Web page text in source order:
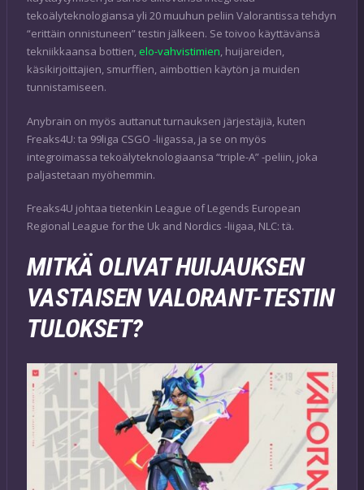
tekoälyteknologiansa yli 20 muuhun peliin Valorantissa tehdyn
“erittäin onnistuneen” testin jälkeen. Se toivoo käyttävänsä
tekniikkaansa bottien, elo-vahvistimien, huijareiden,
käsikirjoittajien, smurffien, aimbottien käytön ja muiden
tunnistamiseen.
Anybrain on myös auttanut turnauksen järjestäjiä, kuten
Freaks4U: ta 99liga CSGO -liigassa, ja se on myös
integroimassa tekoälyteknologiaansa “triple-A” -peliin, joka
paljastetaan myöhemmin.
Freaks4U johtaa tietenkin League of Legends European
Regional League for the Uk and Nordics -liigaa, NLC: tä.
MITKÄ OLIVAT HUIJAUKSEN
VASTAISEN VALORANT-TESTIN
TULOKSET?